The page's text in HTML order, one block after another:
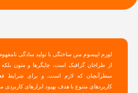
لورم ایپسوم متن ساختگی با تولید سادگی
از طراحان گرافیک است، چاپگرها و متون
سطرآنچنان که لازم است، و برای شرایط
کاربردهای متنوع با هدف بهبود ابزارهای کاربردی